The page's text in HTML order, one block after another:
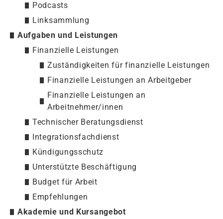
Podcasts
Linksammlung
Aufgaben und Leistungen
Finanzielle Leistungen
Zuständigkeiten für finanzielle Leistungen
Finanzielle Leistungen an Arbeitgeber
Finanzielle Leistungen an
Arbeitnehmer/innen
Technischer Beratungsdienst
Integrationsfachdienst
Kündigungsschutz
Unterstützte Beschäftigung
Budget für Arbeit
Empfehlungen
Akademie und Kursangebot